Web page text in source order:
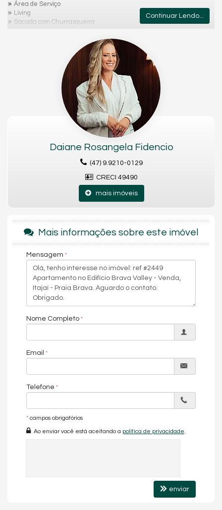
Área de Serviço
Living
Sacada com Churrasqueira
Sala para 3 Ambientes
Características do Empreendimento
Lavanderia Coletiva
Sala de Reunião
Box de Praia
Hall Decorado e Mobiliado
RoofTop
Lounge
Hidromassagem
Endereço:
Rua Maurino Vieira
Praia Brava
Continuar Lendo...
Daiane Rosangela Fidencio
(47) 9.9210-0129
CRECI 49490
mais imóveis
Mais informações sobre este imóvel
Mensagem
Nome Completo
Email
Telefone
* campos obrigatórios
Ao enviar você está aceitando a política de privacidade
enviar